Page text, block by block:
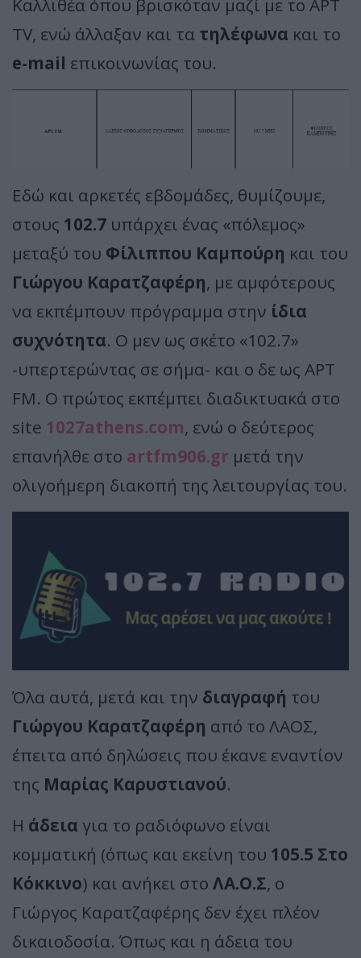
Καλλιθέα όπου βρισκόταν μαζί με το ΑΡΤ
TV, ενώ άλλαξαν και τα τηλέφωνα και το
e-mail επικοινωνίας του.
Εδώ και αρκετές εβδομάδες, θυμίζουμε,
στους 102.7 υπάρχει ένας «πόλεμος»
μεταξύ του Φίλιππου Καμπούρη και του
Γιώργου Καρατζαφέρη, με αμφότερους
να εκπέμπουν πρόγραμμα στην ίδια
συχνότητα. Ο μεν ως σκέτο «102.7»
-υπερτερώντας σε σήμα- και ο δε ως ΑΡΤ
FM. Ο πρώτος εκπέμπει διαδικτυακά στο
site 1027athens.com, ενώ ο δεύτερος
επανήλθε στο artfm906.gr μετά την
ολιγοήμερη διακοπή της λειτουργίας του.
Όλα αυτά, μετά και την διαγραφή του
Γιώργου Καρατζαφέρη από το ΛΑΟΣ,
έπειτα από δηλώσεις που έκανε εναντίον
της Μαρίας Καρυστιανού.
Η άδεια για το ραδιόφωνο είναι
κομματική (όπως και εκείνη του 105.5 Στο
Κόκκινο) και ανήκει στο ΛΑ.Ο.Σ, ο
Γιώργος Καρατζαφέρης δεν έχει πλέον
δικαιοδοσία. Όπως και η άδεια του